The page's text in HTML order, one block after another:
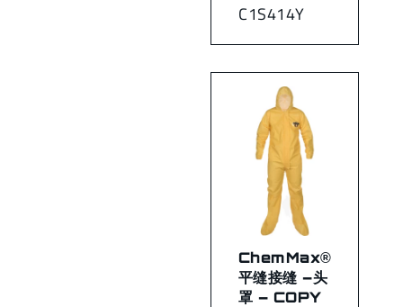
C1S414Y
ChemMax®
平缝接缝 –头
罩 – COPY